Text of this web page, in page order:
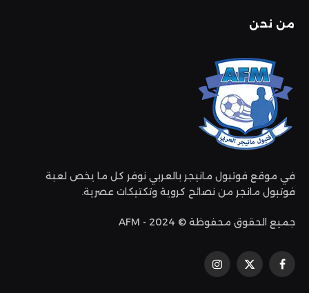
من نحن
في موقع فوتبول مانيجر بالعربي نوفر كل ما يخص لعبة
فوتبول مانجر من نصائح كروية وتكتيكات عصرية.
جميع الحقوق محفوظة © 2024 - AFM
فيسبوكإكس
الانستغرام